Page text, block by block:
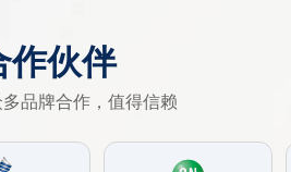
作伙伴
品牌合作，值得信赖